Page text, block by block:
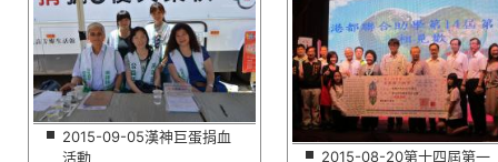
2015-09-05漢神巨蛋捐血
活動
2015-08-20第十四屆第一